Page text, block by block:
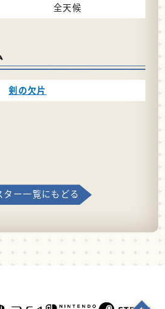
全天候
剣の欠片
ター一覧にもどる